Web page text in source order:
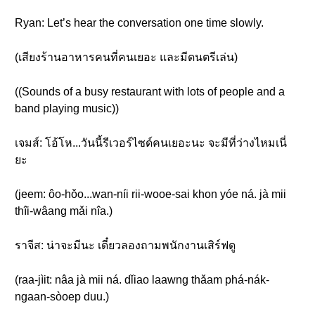
Ryan: Let’s hear the conversation one time slowly.
(เสียงร้านอาหารคนที่คนเยอะ และมีดนตรีเล่น)
((Sounds of a busy restaurant with lots of people and a
band playing music))
เจมส์: โอ้โห...วันนี้รีเวอร์ไซด์คนเยอะนะ จะมีที่ว่างไหมเนี่
ยะ
(jeem: ôo-hǒo...wan-níi rii-wooe-sai khon yóe ná. jà mii
thîi-wâang mǎi nîa.)
ราจีส: น่าจะมีนะ เดี๋ยวลองถามพนักงานเสิร์ฟดู
(raa-jìit: nâa jà mii ná. dǐiao laawng thǎam phá-nák-
ngaan-sòoep duu.)